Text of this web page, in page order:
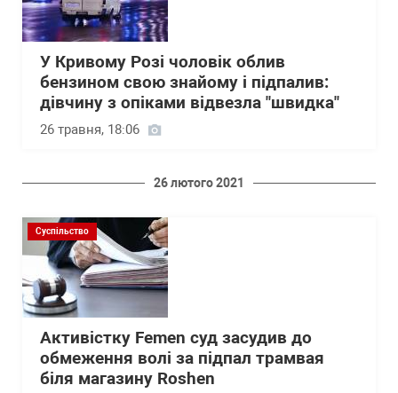
У Кривому Розі чоловік облив
бензином свою знайому і підпалив:
дівчину з опіками відвезла "швидка"
26 травня, 18:06
26 лютого 2021
Суспільство
Активістку Femen суд засудив до
обмеження волі за підпал трамвая
біля магазину Roshen